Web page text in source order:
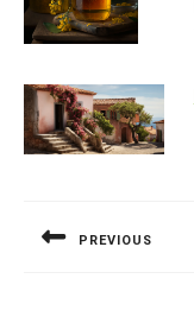
PREVIOUS